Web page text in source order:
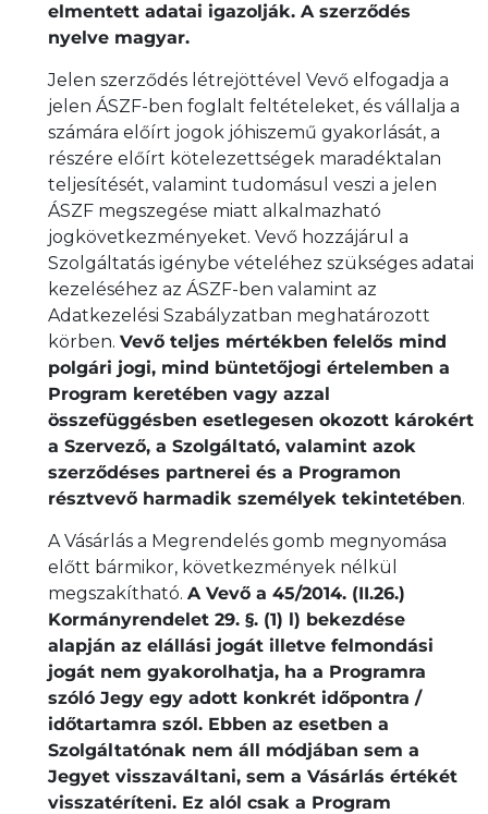
elmentett adatai igazolják. A szerződés
nyelve magyar.
Jelen szerződés létrejöttével Vevő elfogadja a
jelen ÁSZF-ben foglalt feltételeket, és vállalja a
számára előírt jogok jóhiszemű gyakorlását, a
részére előírt kötelezettségek maradéktalan
teljesítését, valamint tudomásul veszi a jelen
ÁSZF megszegése miatt alkalmazható
jogkövetkezményeket. Vevő hozzájárul a
Szolgáltatás igénybe vételéhez szükséges adatai
kezeléséhez az ÁSZF-ben valamint az
Adatkezelési Szabályzatban meghatározott
körben. Vevő teljes mértékben felelős mind
polgári jogi, mind büntetőjogi értelemben a
Program keretében vagy azzal
összefüggésben esetlegesen okozott károkért
a Szervező, a Szolgáltató, valamint azok
szerződéses partnerei és a Programon
résztvevő harmadik személyek tekintetében.
A Vásárlás a Megrendelés gomb megnyomása
előtt bármikor, következmények nélkül
megszakítható. A Vevő a 45/2014. (II.26.)
Kormányrendelet 29. §. (1) l) bekezdése
alapján az elállási jogát illetve felmondási
jogát nem gyakorolhatja, ha a Programra
szóló Jegy egy adott konkrét időpontra /
időtartamra szól. Ebben az esetben a
Szolgáltatónak nem áll módjában sem a
Jegyet visszaváltani, sem a Vásárlás értékét
visszatéríteni. Ez alól csak a Program